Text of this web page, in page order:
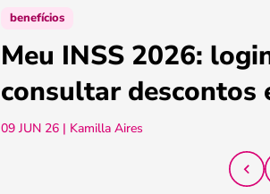
benefícios
Meu INSS 2026:
consultar descontos
09 JUN 26 | Kamilla Aires